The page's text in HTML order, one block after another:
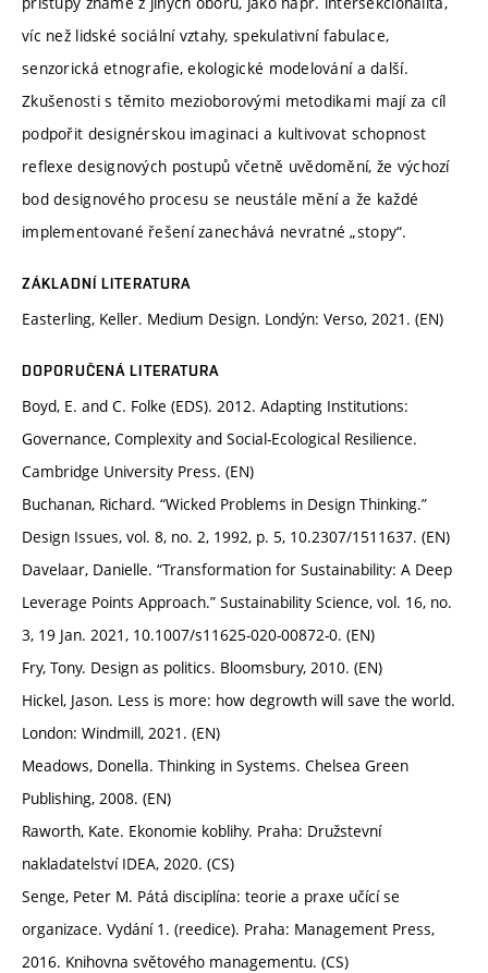
víc než lidské sociální vztahy, spekulativní fabulace,
senzorická etnografie, ekologické modelování a další.
Zkušenosti s těmito mezioborovými metodikami mají za cíl
podpořit designérskou imaginaci a kultivovat schopnost
reflexe designových postupů včetně uvědomění, že výchozí
bod designového procesu se neustále mění a že každé
implementované řešení zanechává nevratné „stopy“.
ZÁKLADNÍ LITERATURA
Easterling, Keller. Medium Design. Londýn: Verso, 2021. (EN)
DOPORUČENÁ LITERATURA
Boyd, E. and C. Folke (EDS). 2012. Adapting Institutions:
Governance, Complexity and Social-Ecological Resilience.
Cambridge University Press. (EN)
Buchanan, Richard. “Wicked Problems in Design Thinking.”
Design Issues, vol. 8, no. 2, 1992, p. 5, 10.2307/1511637. (EN)
Davelaar, Danielle. “Transformation for Sustainability: A Deep
Leverage Points Approach.” Sustainability Science, vol. 16, no.
3, 19 Jan. 2021, 10.1007/s11625-020-00872-0. (EN)
Fry, Tony. Design as politics. Bloomsbury, 2010. (EN)
Hickel, Jason. Less is more: how degrowth will save the world.
London: Windmill, 2021. (EN)
Meadows, Donella. Thinking in Systems. Chelsea Green
Publishing, 2008. (EN)
Raworth, Kate. Ekonomie koblihy. Praha: Družstevní
nakladatelství IDEA, 2020. (CS)
Senge, Peter M. Pátá disciplína: teorie a praxe učící se
organizace. Vydání 1. (reedice). Praha: Management Press,
2016. Knihovna světového managementu. (CS)